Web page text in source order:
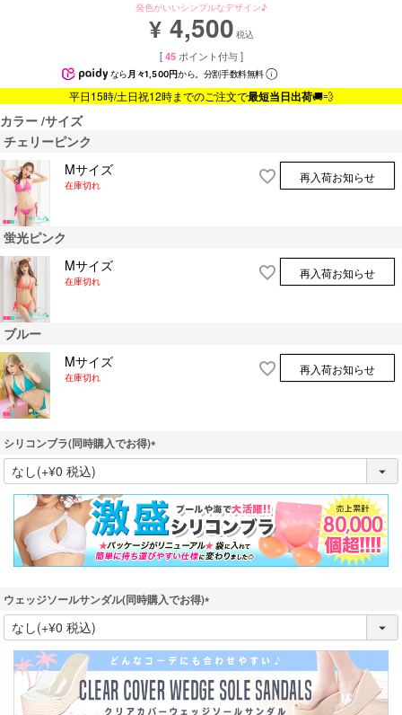
発色がいいシンプルなデザイン♪
¥ 4,500 税込
[ 45 ポイント付与 ]
なら月々1,500円から。分割手数料無料
平日15時/土日祝12時までのご注文で最短当日出荷🚚💨
カラー サイズ
チェリーピンク
Mサイズ
在庫切れ
再入荷お知らせ
蛍光ピンク
Mサイズ
在庫切れ
再入荷お知らせ
ブルー
Mサイズ
在庫切れ
再入荷お知らせ
シリコンブラ(同時購入でお得)
(
必
須
)
ウェッジソールサンダル(同時購入でお得)
(
必
須
)